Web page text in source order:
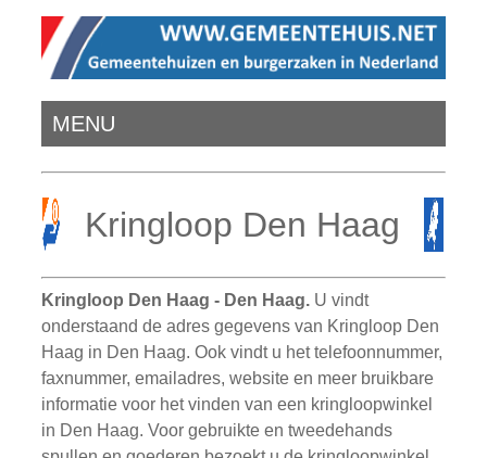
MENU
Kringloop Den Haag
Kringloop Den Haag - Den Haag. U vindt
onderstaand de adres gegevens van Kringloop Den
Haag in Den Haag. Ook vindt u het telefoonnummer,
faxnummer, emailadres, website en meer bruikbare
informatie voor het vinden van een kringloopwinkel
in Den Haag. Voor gebruikte en tweedehands